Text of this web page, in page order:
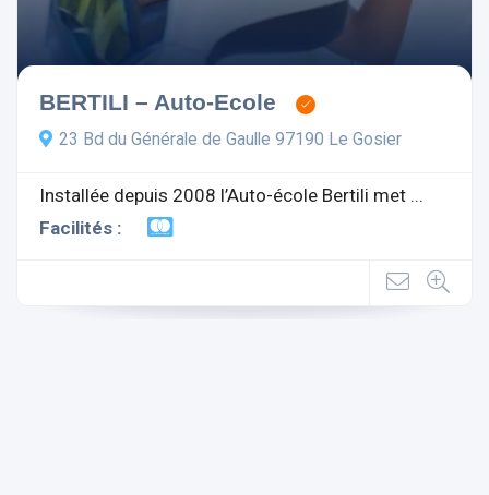
BERTILI – Auto-Ecole
23 Bd du Générale de Gaulle 97190 Le Gosier
Installée depuis 2008 l’Auto-école Bertili met ...
Facilités :